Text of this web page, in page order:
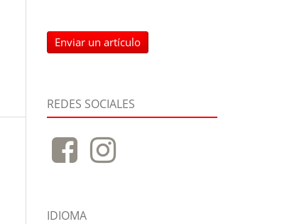
Enviar un artículo
REDES SOCIALES
IDIOMA